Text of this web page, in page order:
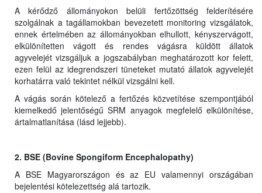
A kérődző állományokon belüli fertőzöttség felderítésére
szolgálnak a tagállamokban bevezetett monitoring vizsgálatok,
ennek értelmében az állományokban elhullott, kényszervágott,
elkülönítetten vágott és rendes vágásra küldött állatok
agyvelejét vizsgáljuk a jogszabályban meghatározott kor felett,
ezen felül az idegrendszeri tüneteket mutató állatok agyvelejét
korhatárra való tekintet nélkül vizsgálni kell.
A vágás során kötelező a fertőzés közvetítése szempontjából
kiemelkedő jelentőségű SRM anyagok megfelelő elkülönítése,
ártalmatlanítása (lásd lejjebb).
2. BSE (Bovine Spongiform Encephalopathy)
A BSE Magyarországon és az EU valamennyi országában
bejelentési kötelezettség alá tartozik.